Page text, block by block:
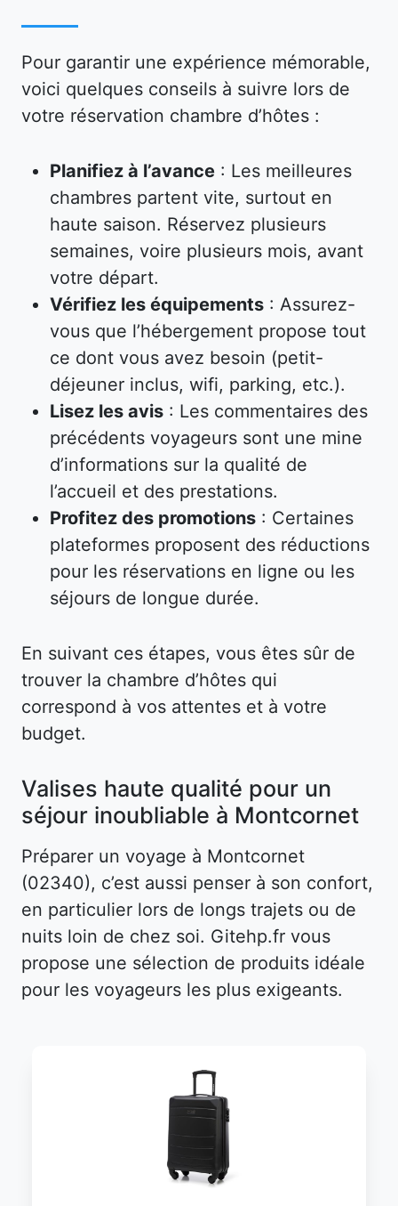
Pour garantir une expérience mémorable,
voici quelques conseils à suivre lors de
votre réservation chambre d’hôtes :
Planifiez à l’avance : Les meilleures
chambres partent vite, surtout en
haute saison. Réservez plusieurs
semaines, voire plusieurs mois, avant
votre départ.
Vérifiez les équipements : Assurez-
vous que l’hébergement propose tout
ce dont vous avez besoin (petit-
déjeuner inclus, wifi, parking, etc.).
Lisez les avis : Les commentaires des
précédents voyageurs sont une mine
d’informations sur la qualité de
l’accueil et des prestations.
Profitez des promotions : Certaines
plateformes proposent des réductions
pour les réservations en ligne ou les
séjours de longue durée.
En suivant ces étapes, vous êtes sûr de
trouver la chambre d’hôtes qui
correspond à vos attentes et à votre
budget.
Valises haute qualité pour un
séjour inoubliable à Montcornet
Préparer un voyage à Montcornet
(02340), c’est aussi penser à son confort,
en particulier lors de longs trajets ou de
nuits loin de chez soi. Gitehp.fr vous
propose une sélection de produits idéale
pour les voyageurs les plus exigeants.